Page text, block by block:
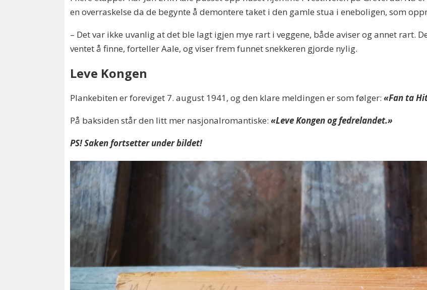
en overraskelse da de begynte å demontere taket i den gamle stua i eneboligen, som
– Det var ikke uvanlig at det ble lagt igjen mye rart i veggene, både aviser og annet rart.
ventet å finne, forteller Aale, og viser frem funnet snekkeren gjorde nylig.
Leve Kongen
Plankebiten er foreviget 7. august 1941, og den klare meldingen er som følger:«Fan ta
På baksiden står den litt mer nasjonalromantiske:«Leve Kongen og fedrelandet.»
PS! Saken fortsetter under bildet!